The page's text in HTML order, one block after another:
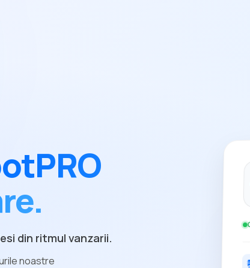
din ritmul vanzarii.
noastre